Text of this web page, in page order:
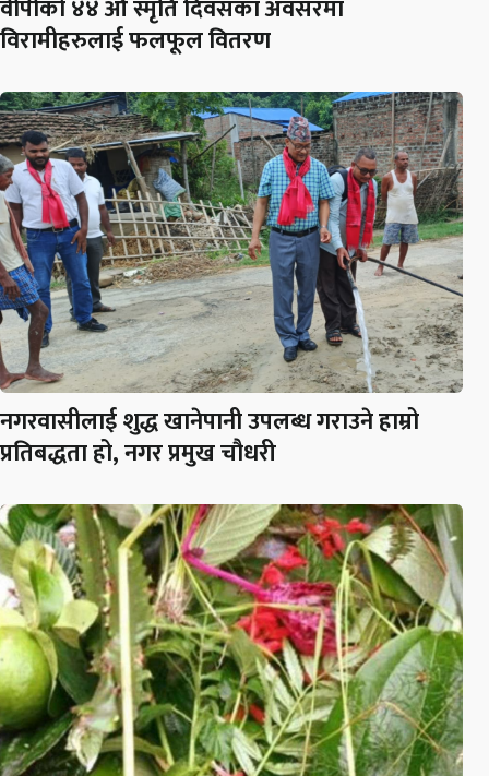
वीपीको ४४ औँ स्मृति दिवसका अवसरमा
विरामीहरुलाई फलफूल वितरण
नगरवासीलाई शुद्ध खानेपानी उपलब्ध गराउने हाम्रो
प्रतिबद्धता हो, नगर प्रमुख चौधरी